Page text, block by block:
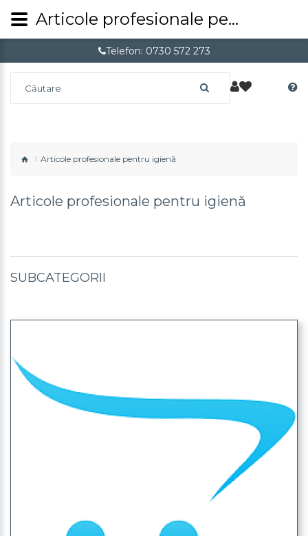
Telefon: 0730 572 273
Articole profesionale pentru igienă
Articole profesionale pentru igienă
SUBCATEGORII
Articole profesionale pentru igienă